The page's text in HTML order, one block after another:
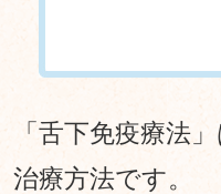
「舌下免疫療法
治療方法です。